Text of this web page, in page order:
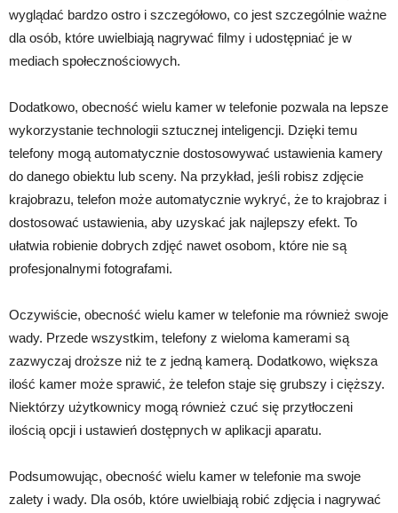
wyglądać bardzo ostro i szczegółowo, co jest szczególnie ważne
dla osób, które uwielbiają nagrywać filmy i udostępniać je w
mediach społecznościowych.
Dodatkowo, obecność wielu kamer w telefonie pozwala na lepsze
wykorzystanie technologii sztucznej inteligencji. Dzięki temu
telefony mogą automatycznie dostosowywać ustawienia kamery
do danego obiektu lub sceny. Na przykład, jeśli robisz zdjęcie
krajobrazu, telefon może automatycznie wykryć, że to krajobraz i
dostosować ustawienia, aby uzyskać jak najlepszy efekt. To
ułatwia robienie dobrych zdjęć nawet osobom, które nie są
profesjonalnymi fotografami.
Oczywiście, obecność wielu kamer w telefonie ma również swoje
wady. Przede wszystkim, telefony z wieloma kamerami są
zazwyczaj droższe niż te z jedną kamerą. Dodatkowo, większa
ilość kamer może sprawić, że telefon staje się grubszy i cięższy.
Niektórzy użytkownicy mogą również czuć się przytłoczeni
ilością opcji i ustawień dostępnych w aplikacji aparatu.
Podsumowując, obecność wielu kamer w telefonie ma swoje
zalety i wady. Dla osób, które uwielbiają robić zdjęcia i nagrywać